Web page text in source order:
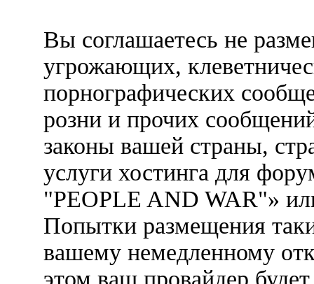
Вы соглашаетесь не
угрожающих,
порнографических
розни и прочих
законы вашей страны,
услуги хостинга для
"PEOPLE AND WAR"»
Попытки размещения
вашему немедленному
этом ваш провайдер